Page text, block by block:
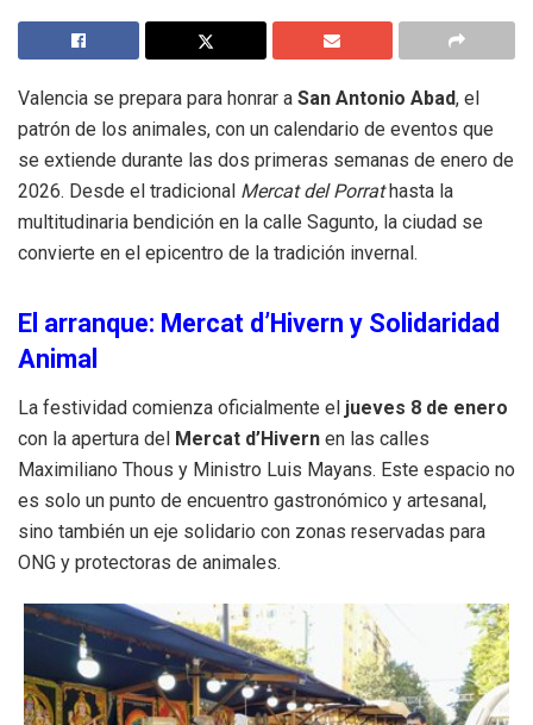
Valencia se prepara para honrar a San Antonio Abad, el
patrón de los animales, con un calendario de eventos que
se extiende durante las dos primeras semanas de enero de
2026. Desde el tradicional Mercat del Porrathasta la
multitudinaria bendición en la calle Sagunto, la ciudad se
convierte en el epicentro de la tradición invernal.
El arranque: Mercat d’Hivern y Solidaridad
Animal
La festividad comienza oficialmente el jueves 8 de enero
con la apertura del Mercat d’Hivern en las calles
Maximiliano Thous y Ministro Luis Mayans. Este espacio no
es solo un punto de encuentro gastronómico y artesanal,
sino también un eje solidario con zonas reservadas para
ONG y protectoras de animales.